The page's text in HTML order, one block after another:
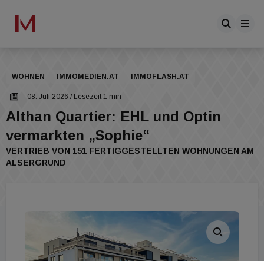
WOHNEN IMMOMEDIEN.AT IMMOFLASH.AT
08. Juli 2026 / Lesezeit 1 min
Althan Quartier: EHL und Optin
vermarkten „Sophie“
VERTRIEB VON 151 FERTIGGESTELLTEN WOHNUNGEN AM
ALSERGRUND